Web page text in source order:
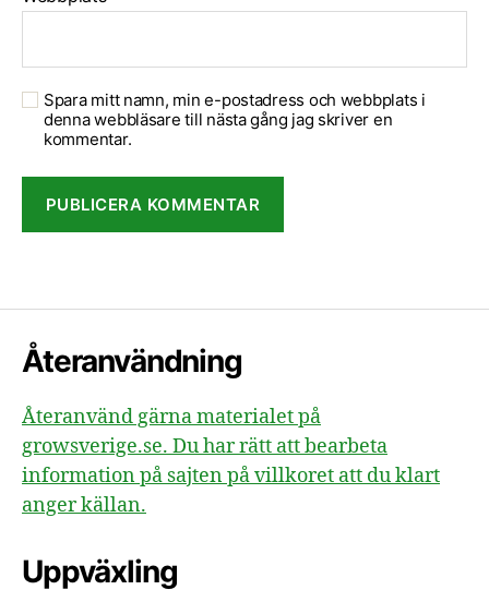
Spara mitt namn, min e-postadress och webbplats i
denna webbläsare till nästa gång jag skriver en
kommentar.
Återanvändning
Återanvänd gärna materialet på
growsverige.se. Du har rätt att bearbeta
information på sajten på villkoret att du klart
anger källan.
Uppväxling